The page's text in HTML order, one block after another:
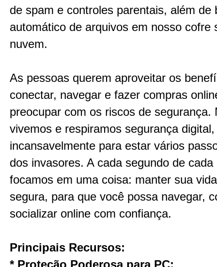
de spam e controles parentais, além de
automático de arquivos em nosso cofre
nuvem.
As pessoas querem aproveitar os
conectar, navegar e fazer compras
preocupar com os riscos de segurança.
vivemos e respiramos segurança
incansavelmente para estar vários
dos invasores. A cada segundo de cada
focamos em uma coisa: manter sua
segura, para que você possa navegar,
socializar online com confiança.
Principais Recursos:
* Proteção Poderosa para PC: